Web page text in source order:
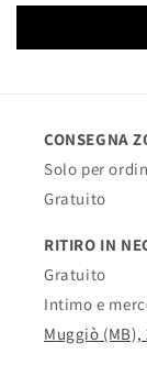
CONSEGNA
Solo per
Gratuito
RITIRO IN
Gratuito
Intimo e
Muggiò (MB),